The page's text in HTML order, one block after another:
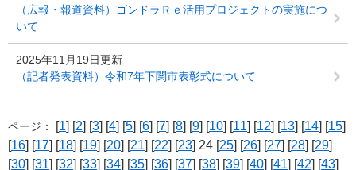
（広報・報道資料）ゴンドラＲｅ活用プロジェクトの実施につ
いて
2025年11月19日更新
（記者発表資料）令和7年下関市表彰式について
ページ： [1] [2] [3] [4] [5] [6] [7] [8] [9] [10] [11] [12] [13] [14] [15]
[16] [17] [18] [19] [20] [21] [22] [23] 24 [25] [26] [27] [28] [29]
[30] [31] [32] [33] [34] [35] [36] [37] [38] [39] [40] [41] [42] [43]